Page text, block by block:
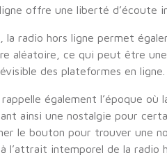
offre une liberté d’écoute
la radio hors ligne permet
aléatoire, ce qui peut être
des plateformes en ligne.
également l’époque où
ainsi une nostalgie pour
le bouton pour trouver une
l’attrait intemporel de la radio